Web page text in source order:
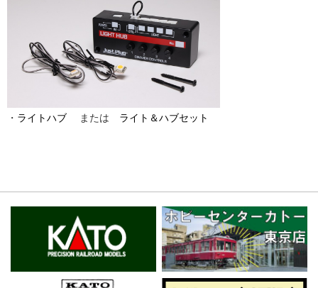
・ ライトハブ または ライト＆ハブセット